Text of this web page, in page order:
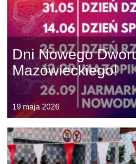
Dni Nowego
Mazowieckiego!
19 maja 2026